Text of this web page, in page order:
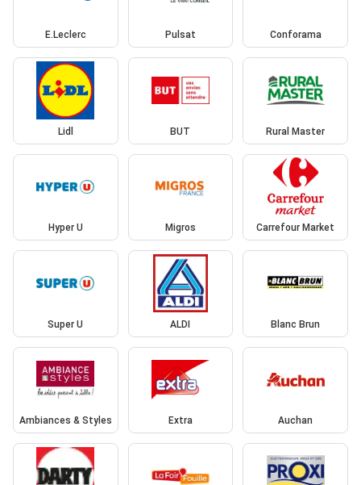
E.Leclerc Pulsat Conforama
Lidl BUT Rural Master
Hyper U Migros Carrefour Market
Super U ALDI Blanc Brun
Ambiances & Styles Extra Auchan